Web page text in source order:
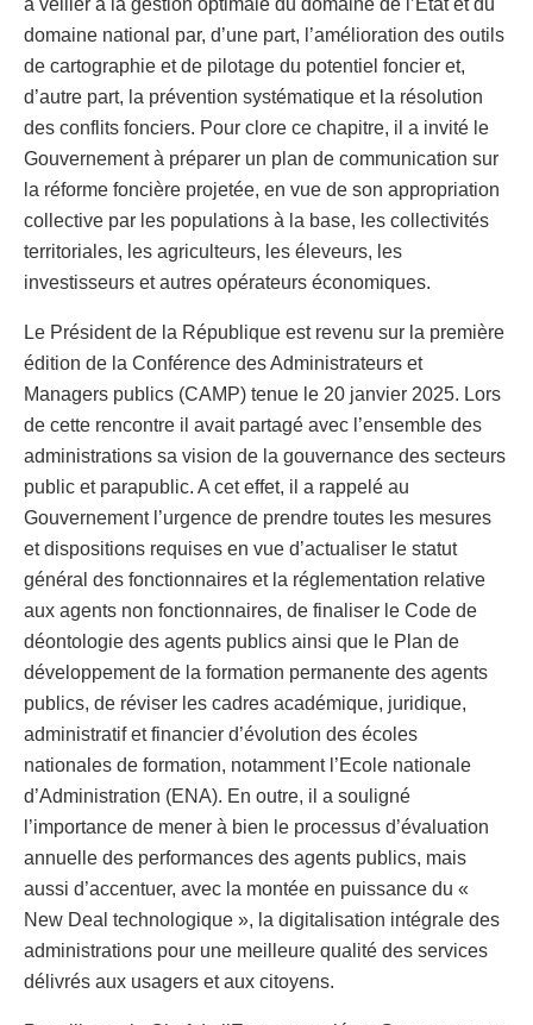
domaine national par, d’une part, l’amélioration des outils
de cartographie et de pilotage du potentiel foncier et,
d’autre part, la prévention systématique et la résolution
des conflits fonciers. Pour clore ce chapitre, il a invité le
Gouvernement à préparer un plan de communication sur
la réforme foncière projetée, en vue de son appropriation
collective par les populations à la base, les collectivités
territoriales, les agriculteurs, les éleveurs, les
investisseurs et autres opérateurs économiques.
Le Président de la République est revenu sur la première
édition de la Conférence des Administrateurs et
Managers publics (CAMP) tenue le 20 janvier 2025. Lors
de cette rencontre il avait partagé avec l’ensemble des
administrations sa vision de la gouvernance des secteurs
public et parapublic. A cet effet, il a rappelé au
Gouvernement l’urgence de prendre toutes les mesures
et dispositions requises en vue d’actualiser le statut
général des fonctionnaires et la réglementation relative
aux agents non fonctionnaires, de finaliser le Code de
déontologie des agents publics ainsi que le Plan de
développement de la formation permanente des agents
publics, de réviser les cadres académique, juridique,
administratif et financier d’évolution des écoles
nationales de formation, notamment l’Ecole nationale
d’Administration (ENA). En outre, il a souligné
l’importance de mener à bien le processus d’évaluation
annuelle des performances des agents publics, mais
aussi d’accentuer, avec la montée en puissance du «
New Deal technologique », la digitalisation intégrale des
administrations pour une meilleure qualité des services
délivrés aux usagers et aux citoyens.